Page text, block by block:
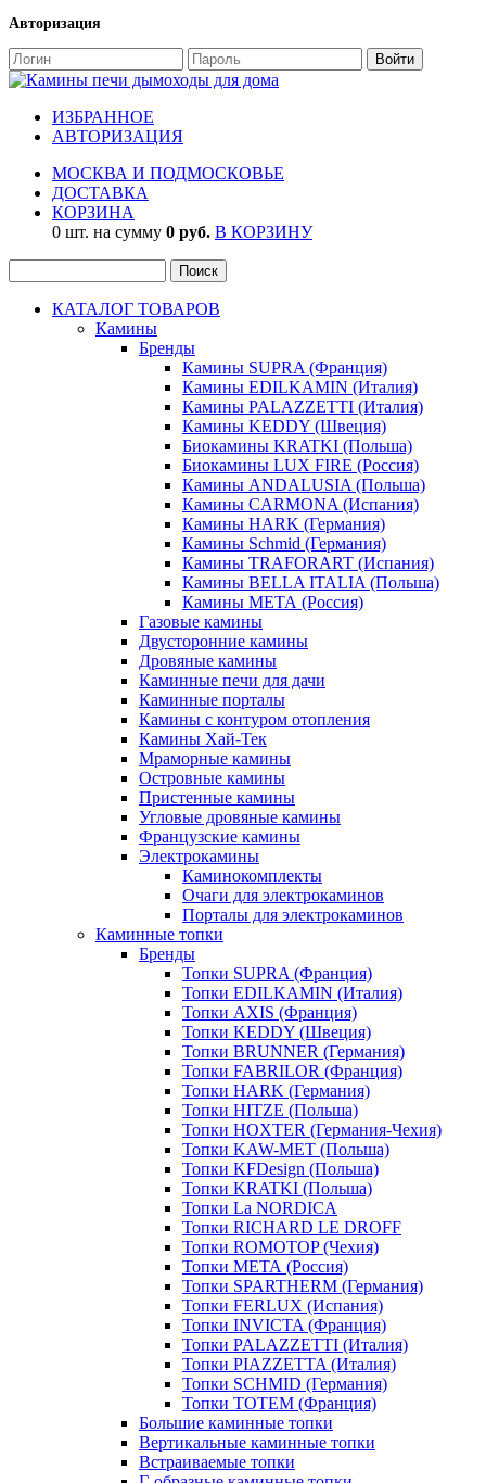
Авторизация
ИЗБРАННОЕ
АВТОРИЗАЦИЯ
МОСКВА И ПОДМОСКОВЬЕ
ДОСТАВКА
КОРЗИНА
0 шт. на сумму 0 руб. В КОРЗИНУ
КАТАЛОГ ТОВАРОВ
Камины
Бренды
Камины SUPRA (Франция)
Камины EDILKAMIN (Италия)
Камины PALAZZETTI (Италия)
Камины KEDDY (Швеция)
Биокамины KRATKI (Польша)
Биокамины LUX FIRE (Россия)
Камины ANDALUSIA (Польша)
Камины CARMONA (Испания)
Камины HARK (Германия)
Камины Schmid (Германия)
Камины TRAFORART (Испания)
Камины BELLA ITALIA (Польша)
Камины МЕТА (Россия)
Газовые камины
Двусторонние камины
Дровяные камины
Каминные печи для дачи
Каминные порталы
Камины с контуром отопления
Камины Хай-Тек
Мраморные камины
Островные камины
Пристенные камины
Угловые дровяные камины
Французские камины
Электрокамины
Каминокомплекты
Очаги для электрокаминов
Порталы для электрокаминов
Каминные топки
Бренды
Топки SUPRA (Франция)
Топки EDILKAMIN (Италия)
Топки AXIS (Франция)
Топки KEDDY (Швеция)
Топки BRUNNER (Германия)
Топки FABRILOR (Франция)
Топки HARK (Германия)
Топки HITZE (Польша)
Топки HOXTER (Германия-Чехия)
Топки KAW-MET (Польша)
Топки KFDesign (Польша)
Топки KRATKI (Польша)
Топки La NORDICA
Топки RICHARD LE DROFF
Топки ROMOTOP (Чехия)
Топки МЕТА (Россия)
Топки SPARTHERM (Германия)
Топки FERLUX (Испания)
Топки INVICTA (Франция)
Топки PALAZZETTI (Италия)
Топки PIAZZETTA (Италия)
Топки SCHMID (Германия)
Топки TOTEM (Франция)
Большие каминные топки
Вертикальные каминные топки
Встраиваемые топки